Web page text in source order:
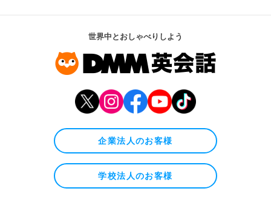
世界中とおしゃべりしよう
企業法人のお客様
学校法人のお客様